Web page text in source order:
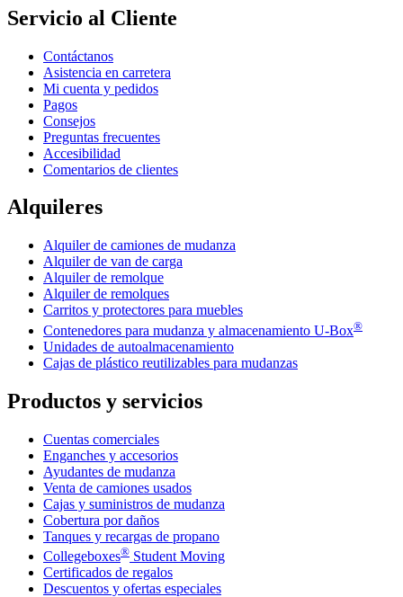
Servicio al Cliente
Contáctanos
Asistencia en carretera
Mi cuenta y pedidos
Pagos
Consejos
Preguntas frecuentes
Accesibilidad
Comentarios de clientes
Alquileres
Alquiler de camiones de mudanza
Alquiler de van de carga
Alquiler de remolque
Alquiler de remolques
Carritos y protectores para muebles
Contenedores para mudanza y almacenamiento U-Box®
Unidades de autoalmacenamiento
Cajas de plástico reutilizables para mudanzas
Productos y servicios
Cuentas comerciales
Enganches y accesorios
Ayudantes de mudanza
Venta de camiones usados
Cajas y suministros de mudanza
Cobertura por daños
Tanques y recargas de propano
Collegeboxes® Student Moving
Certificados de regalos
Descuentos y ofertas especiales